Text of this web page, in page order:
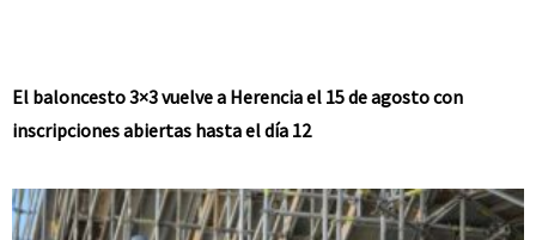
El baloncesto 3×3 vuelve a Herencia el 15 de agosto con
inscripciones abiertas hasta el día 12